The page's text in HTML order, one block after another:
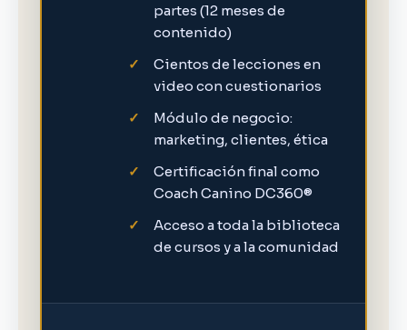
partes (12 meses de
contenido)
Cientos de lecciones en
video con cuestionarios
Módulo de negocio:
marketing, clientes, ética
Certificación final como
Coach Canino DC360®
Acceso a toda la biblioteca
de cursos y a la comunidad